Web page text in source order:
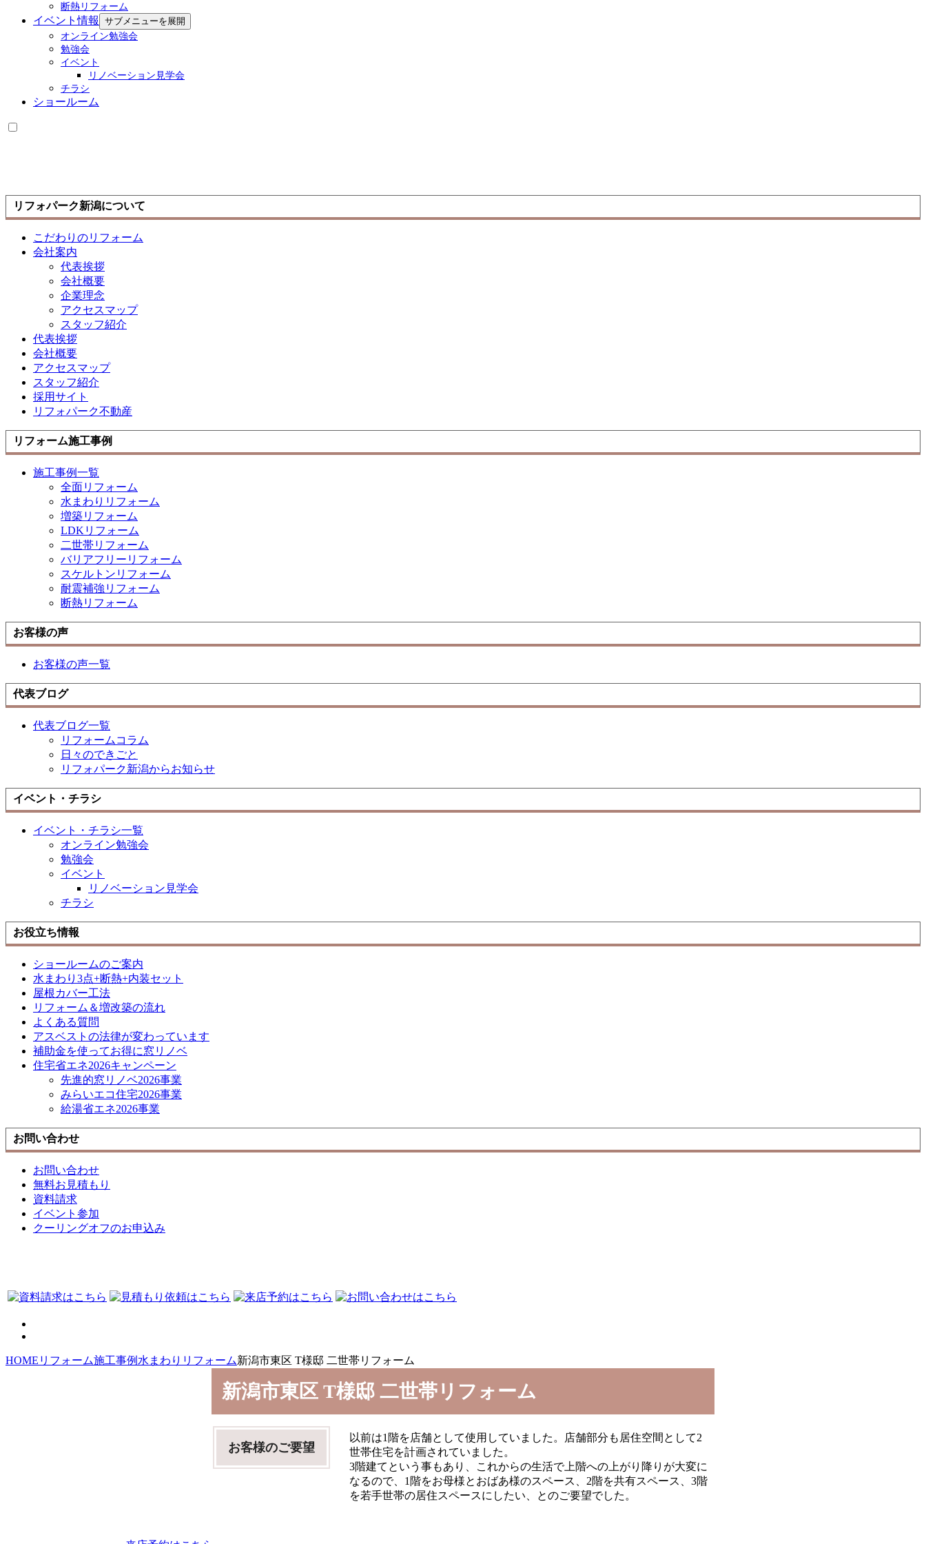
断熱リフォーム
イベント情報
サブメニューを展開
オンライン勉強会
勉強会
イベント
リノベーション見学会
チラシ
ショールーム
リフォパーク新潟について
こだわりのリフォーム
会社案内
代表挨拶
会社概要
企業理念
アクセスマップ
スタッフ紹介
代表挨拶
会社概要
アクセスマップ
スタッフ紹介
採用サイト
リフォパーク不動産
リフォーム施工事例
施工事例一覧
全面リフォーム
水まわりリフォーム
増築リフォーム
LDKリフォーム
二世帯リフォーム
バリアフリーリフォーム
スケルトンリフォーム
耐震補強リフォーム
断熱リフォーム
お客様の声
お客様の声一覧
代表ブログ
代表ブログ一覧
リフォームコラム
日々のできごと
リフォパーク新潟からお知らせ
イベント・チラシ
イベント・チラシ一覧
オンライン勉強会
勉強会
イベント
リノベーション見学会
チラシ
お役立ち情報
ショールームのご案内
水まわり3点+断熱+内装セット
屋根カバー工法
リフォーム＆増改築の流れ
よくある質問
アスベストの法律が変わっています
補助金を使ってお得に窓リノベ
住宅省エネ2026キャンペーン
先進的窓リノベ2026事業
みらいエコ住宅2026事業
給湯省エネ2026事業
お問い合わせ
お問い合わせ
無料お見積もり
資料請求
イベント参加
クーリングオフのお申込み
HOME リフォーム施工事例 水まわりリフォーム新潟市東区 T様邸 二世帯リフォーム
新潟市東区 T様邸 二世帯リフォーム
お客様のご要望
以前は1階を店舗として使用していました。店舗部分も居住空間として2
世帯住宅を計画されていました。
3階建てという事もあり、これからの生活で上階への上がり降りが大変に
なるので、1階をお母様とおばあ様のスペース、2階を共有スペース、3階
を若手世帯の居住スペースにしたい、とのご要望でした。